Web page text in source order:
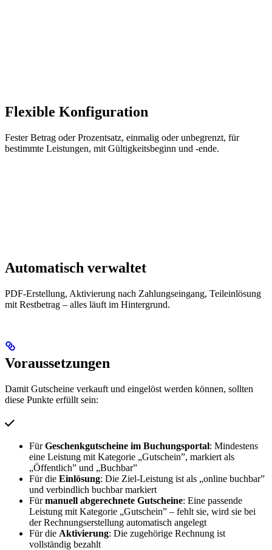
Flexible Konfiguration
Fester Betrag oder Prozentsatz, einmalig oder unbegrenzt, für
bestimmte Leistungen, mit Gültigkeitsbeginn und -ende.
Automatisch verwaltet
PDF-Erstellung, Aktivierung nach Zahlungseingang, Teileinlösung
mit Restbetrag – alles läuft im Hintergrund.
Voraussetzungen
Damit Gutscheine verkauft und eingelöst werden können, sollten
diese Punkte erfüllt sein:
FürGeschenkgutscheine im Buchungsportal: Mindestens
eine Leistung mit Kategorie „Gutschein”, markiert als
„Öffentlich” und „Buchbar”
Für die Einlösung: Die Ziel-Leistung ist als „online buchbar”
und verbindlich buchbar markiert
Fürmanuell abgerechnete Gutscheine: Eine passende
Leistung mit Kategorie „Gutschein” – fehlt sie, wird sie bei
der Rechnungserstellung automatisch angelegt
Für die Aktivierung: Die zugehörige Rechnung ist
vollständig bezahlt